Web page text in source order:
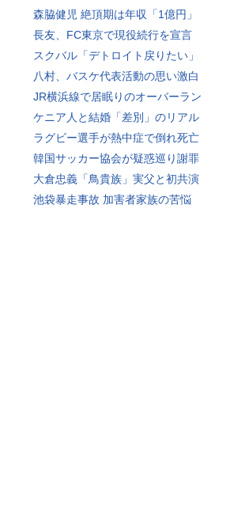
森脇健児 絶頂期は年収「1億円」
長友、FC東京で現役続行を宣言
スクバル「デトロイト戻りたい」
八村、バスケ代表活動の思い激白
JR横浜線で居眠りのオーバーラン
ケニア人と結婚「差別」のリアル
ラグビー選手が熱中症で倒れ死亡
韓国サッカー協会が疑惑巡り謝罪
大倉忠義「鳥貴族」実父と初共演
池袋暴走事故 加害者家族の苦悩